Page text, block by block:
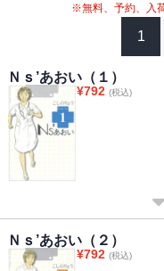
※無料、予約、入
1
Ｎｓ’あおい（１）
¥792 (税込)
Ｎｓ’あおい（２）
¥792 (税込)